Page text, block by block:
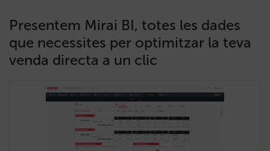
Presentem Mirai BI, totes les dades
que necessites per optimitzar la teva
venda directa a un clic